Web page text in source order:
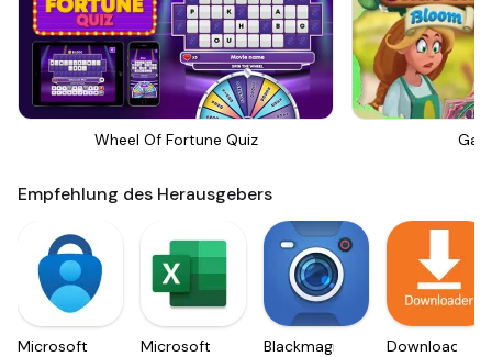
Wheel Of Fortune Quiz
Empfehlung des Herausgebers
Microsoft
Microsoft
Blackmagic
Downloader